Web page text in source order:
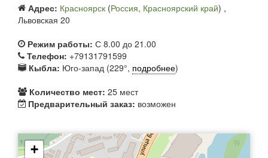
Адрес: Красноярск (Россия, Красноярский край) ,
Львовская 20
Режим работы: С 8.00 до 21.00
Телефон: +79131791599
Кыбла: Юго-запад (229°, подробнее)
Количество мест: 25 мест
Предварительный заказ: возможен
+